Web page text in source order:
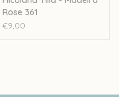
Rose 361
€9,00